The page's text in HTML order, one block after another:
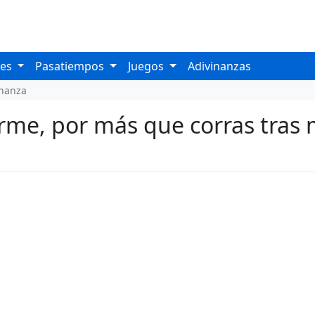
Pasatiempos Juegos Adivinanzas
por más que corras tras